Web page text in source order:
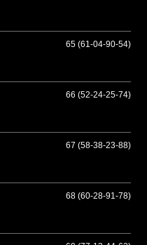
65 (61-04-90-54)
66 (52-24-25-74)
67 (58-38-23-88)
68 (60-28-91-78)